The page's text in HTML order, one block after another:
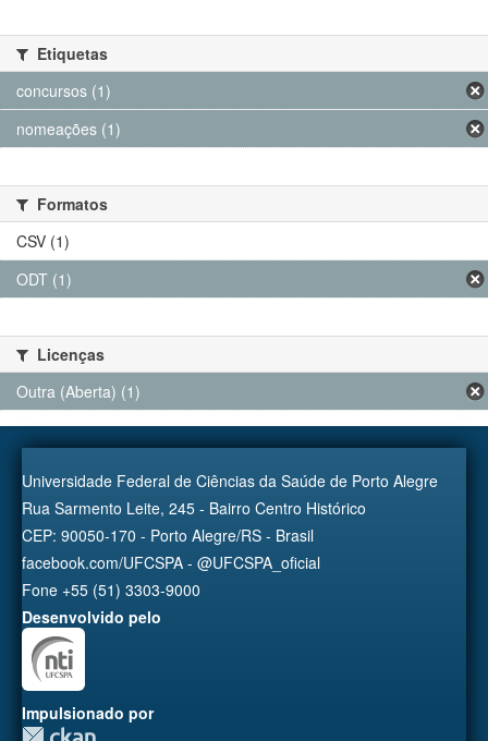
Etiquetas
concursos (1)
nomeações (1)
Formatos
CSV (1)
ODT (1)
Licenças
Outra (Aberta) (1)
Universidade Federal de Ciências da Saúde de Porto Alegre
Rua Sarmento Leite, 245 - Bairro Centro Histórico
CEP: 90050-170 - Porto Alegre/RS - Brasil
facebook.com/UFCSPA - @UFCSPA_oficial
Fone +55 (51) 3303-9000
Desenvolvido pelo
Impulsionado por